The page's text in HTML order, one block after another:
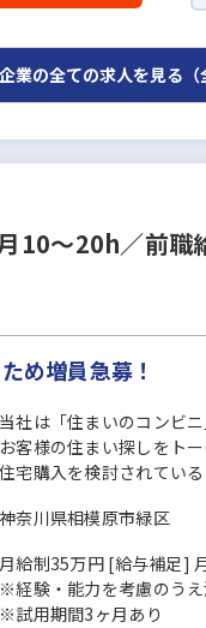
業の全ての求人を見る（
10～20h／前
め増員急募！
当社は「住まいのコンビ
お客様の住まい探しをト
住宅購入を検討されてい
神奈川県相模原市緑区
月給制35万円 [給与補足]
※経験・能力を考慮のうえ
※試用期間3ヶ月あり